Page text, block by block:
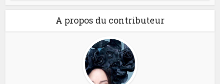
A propos du contributeur